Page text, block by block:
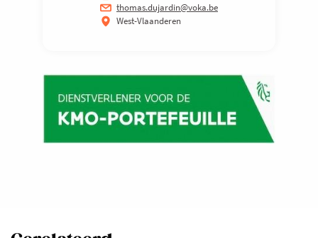
thomas.dujardin@voka.be
West-Vlaanderen